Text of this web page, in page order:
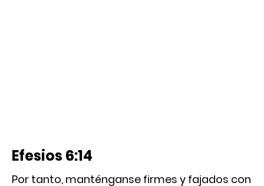
Efesios 6:14
Por tanto, manténganse firmes y fajados con